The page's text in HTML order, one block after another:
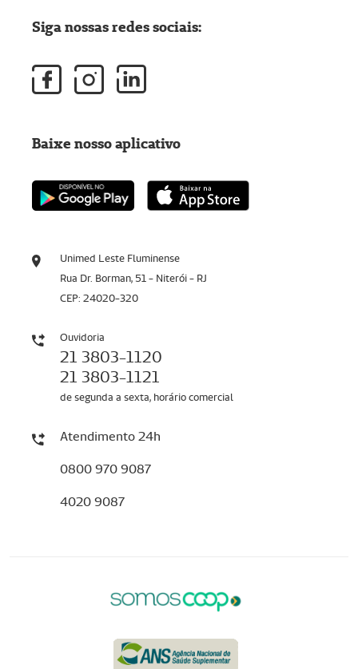
Unimed Leste Fluminense
Rua Dr. Borman, 51 - Niterói - RJ
CEP: 24020-320
Ouvidoria
21 3803-1120
21 3803-1121
de segunda a sexta, horário comercial
Atendimento 24h
0800 970 9087
4020 9087
Siga nossas redes sociais:
Baixe nosso aplicativo